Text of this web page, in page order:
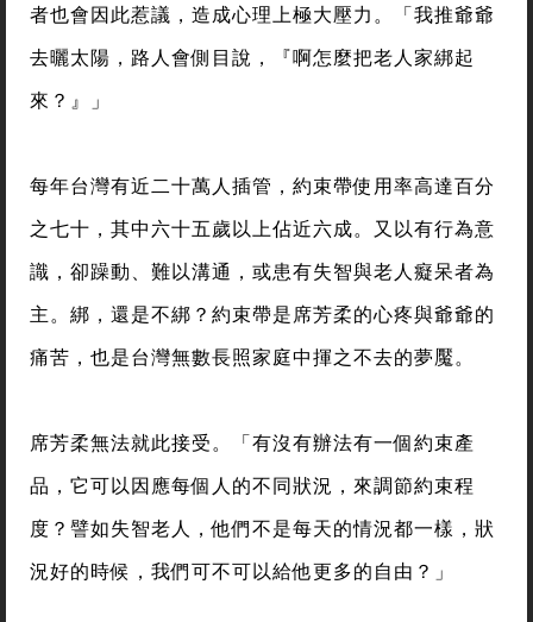
者也會因此惹議，造成心理上極大壓力。「我推爺爺
去曬太陽，路人會側目說，『啊怎麼把老人家綁起
來？』」
每年台灣有近二十萬人插管，約束帶使用率高達百分
之七十，其中六十五歲以上佔近六成。又以有行為意
識，卻躁動、難以溝通，或患有失智與老人癡呆者為
主。綁，還是不綁？約束帶是席芳柔的心疼與爺爺的
痛苦，也是台灣無數長照家庭中揮之不去的夢魘。
席芳柔無法就此接受。「有沒有辦法有一個約束產
品，它可以因應每個人的不同狀況，來調節約束程
度？譬如失智老人，他們不是每天的情況都一樣，狀
況好的時候，我們可不可以給他更多的自由？」